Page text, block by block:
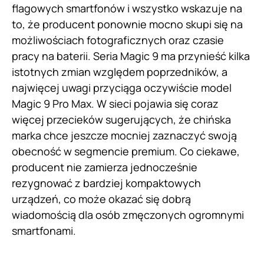
flagowych smartfonów i wszystko wskazuje na
to, że producent ponownie mocno skupi się na
możliwościach fotograficznych oraz czasie
pracy na baterii. Seria Magic 9 ma przynieść kilka
istotnych zmian względem poprzedników, a
najwięcej uwagi przyciąga oczywiście model
Magic 9 Pro Max. W sieci pojawia się coraz
więcej przecieków sugerujących, że chińska
marka chce jeszcze mocniej zaznaczyć swoją
obecność w segmencie premium. Co ciekawe,
producent nie zamierza jednocześnie
rezygnować z bardziej kompaktowych
urządzeń, co może okazać się dobrą
wiadomością dla osób zmęczonych ogromnymi
smartfonami.